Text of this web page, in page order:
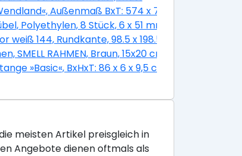
Außenmaß BxT: 574 x 738 cm,
Polyethylen, 8 Stück, 6 x 51 mm
weiß 144, Rundkante, 98.5 x 198.5 x 9 cm, rechts
SMELL RAHMEN, Braun, 15x20 cm
Flachdach
»Basic«, BxHxT: 86 x 6 x 9,5 cm, weiß
meisten Artikel preisgleich in
Angebote dienen oftmals als